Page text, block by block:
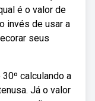
é o valor de
invés de usar a
seus
calculando a
Já o valor